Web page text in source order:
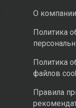
О компании
Политика
Политика
файлов
Правила